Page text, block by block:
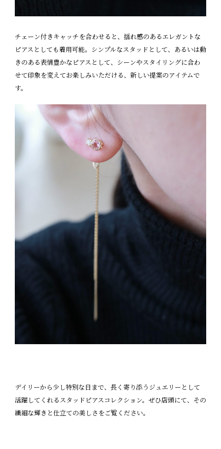
チェーン付きキャッチを合わせると、揺れ感のあるエレガントな
ピアスとしても着用可能。シンプルなスタッドとして、あるいは動
きのある表情豊かなピアスとして、シーンやスタイリングに合わ
せて印象を変えてお楽しみいただける、新しい提案のアイテムで
す。
デイリーから少し特別な日まで、長く寄り添うジュエリーとして
活躍してくれるスタッドピアスコレクション。ぜひ店頭にて、その
繊細な輝きと仕立ての美しさをご覧ください。